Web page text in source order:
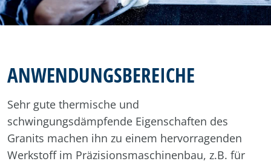
ANWENDUNGSBEREICHE
Sehr gute thermische und
schwingungsdämpfende Eigenschaften des
Granits machen ihn zu einem hervorragenden
Werkstoff im Präzisionsmaschinenbau, z.B. für